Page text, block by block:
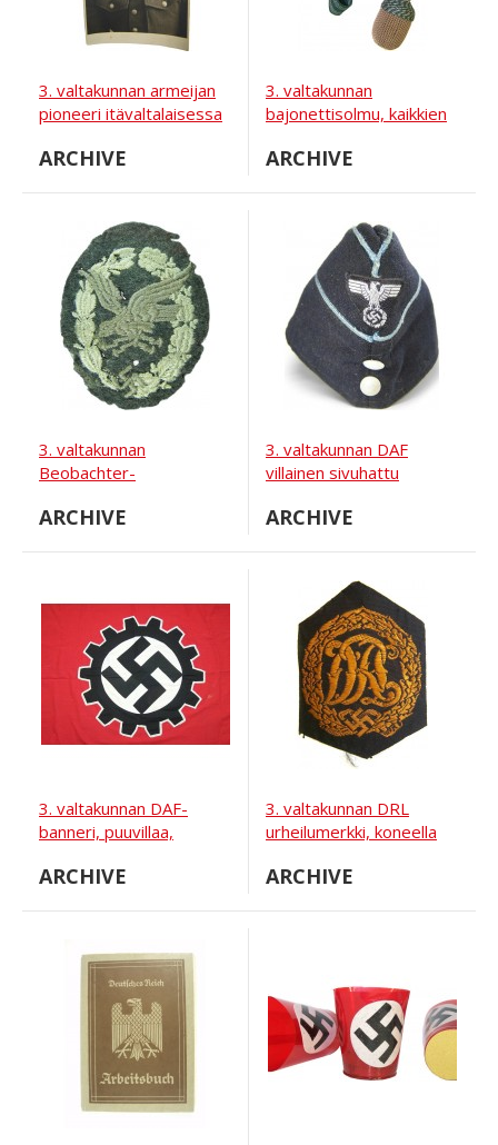
3. valtakunnan armeijan
pioneeri itävaltalaisessa
ARCHIVE
3. valtakunnan
bajonettisolmu, kaikkien
ARCHIVE
3. valtakunnan
Beobachter-
Abzeichen, kirjailtu versio
ARCHIVE
3. valtakunnan DAF
villainen sivuhattu
ARCHIVE
3. valtakunnan DAF-
banneri, puuvillaa,
80 cm.
ARCHIVE
3. valtakunnan DRL
urheilumerkki, koneella
ARCHIVE